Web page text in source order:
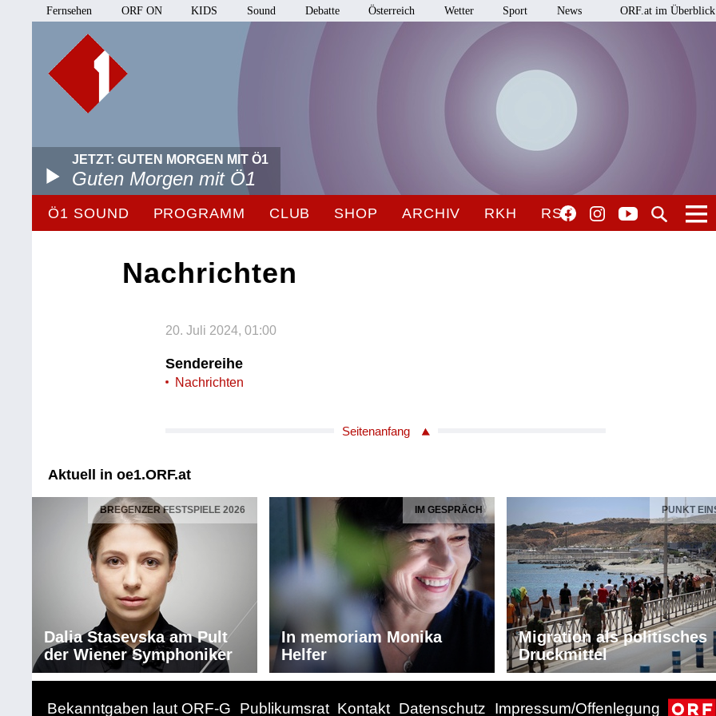
Fernsehen ORF ON KIDS Sound Debatte Österreich Wetter Sport News ORF.at im Überblick
JETZT: GUTEN MORGEN MIT Ö1
Guten Morgen mit Ö1
Ö1 SOUND PROGRAMM CLUB SHOP ARCHIV RKH RSO
Nachrichten
20. Juli 2024, 01:00
Sendereihe
Nachrichten
Seitenanfang
Aktuell in oe1.ORF.at
BREGENZER FESTSPIELE 2026
Dalia Stasevska am Pult
der Wiener Symphoniker
IM GESPRÄCH
In memoriam Monika
Helfer
PUNKT
Migration als politisches
Druckmittel
Bekanntgaben laut ORF-G Publikumsrat Kontakt Datenschutz Impressum/Offenlegung